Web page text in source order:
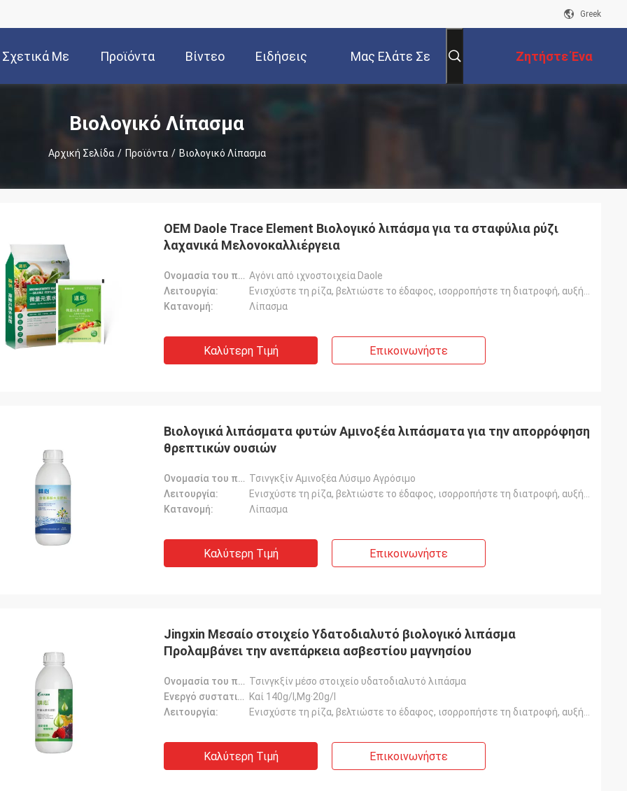
Greek
Σχετικά Με Προϊόντα Βίντεο Ειδήσεις Μας Ελάτε Σε Ζητήστε Ένα
Απόσπασμα
Βιολογικό Λίπασμα
Αρχική Σελίδα / Προϊόντα / Βιολογικό Λίπασμα
OEM Daole Trace Element Βιολογικό λιπάσμα για τα σταφύλια ρύζι
λαχανικά Μελονοκαλλιέργεια
Ονομασία του προϊόντος: Αγόνι από ιχνοστοιχεία Daole
Λειτουργία:
Κατανομή:
Λίπασμα
Καλύτερη Τιμή Επικοινωνήστε
Βιολογικά λιπάσματα φυτών Αμινοξέα λιπάσματα για την απορρόφηση
θρεπτικών ουσιών
Ονομασία του προϊόντος: Τσινγκξίν Αμινοξέα Λύσιμο Αγρόσιμο
Λειτουργία:
Κατανομή:
Λίπασμα
Καλύτερη Τιμή Επικοινωνήστε
Jingxin Μεσαίο στοιχείο Υδατοδιαλυτό βιολογικό λιπάσμα
Προλαμβάνει την ανεπάρκεια ασβεστίου μαγνησίου
Ονομασία του προϊόντος: Τσινγκξίν μέσο στοιχείο υδατοδιαλυτό λιπάσμα
Ενεργό συστατικό:
Καί 140g/l,Mg·20g/l
Λειτουργία:
Καλύτερη Τιμή Επικοινωνήστε